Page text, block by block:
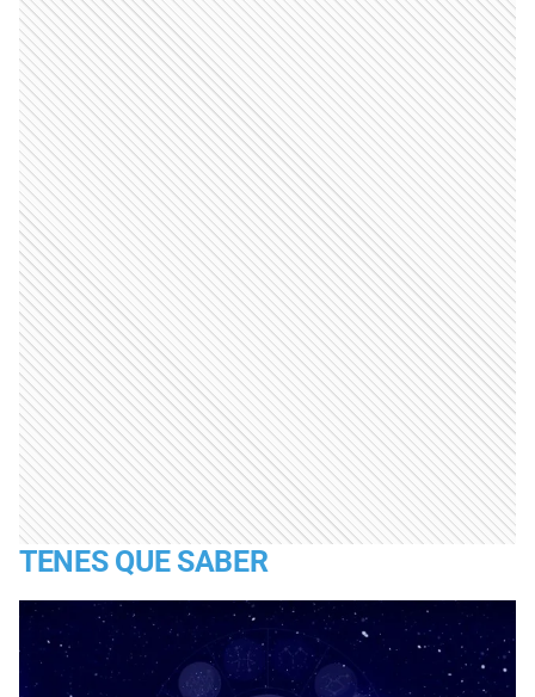
TENES QUE SABER